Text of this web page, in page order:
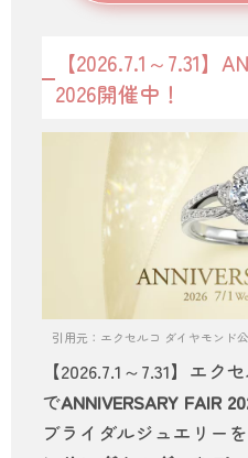
【2026.7.1～7.31】
2026開催中！
引用元：エクセルコ ダイヤモンド
【2026.7.1～7.31】エ
でANNIVERSARY FAIR
ブライダルジュエリー